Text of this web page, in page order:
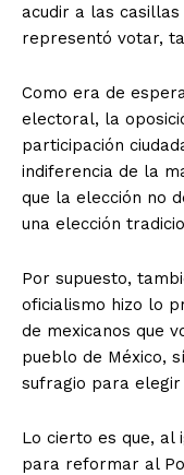
acudir a las
representó votar,
Como era de
electoral, la
participación
indiferencia de la
que la elección no
una elección
Por supuesto,
oficialismo hizo lo
de mexicanos que
pueblo de México,
sufragio para
Lo cierto es que, al
para reformar al